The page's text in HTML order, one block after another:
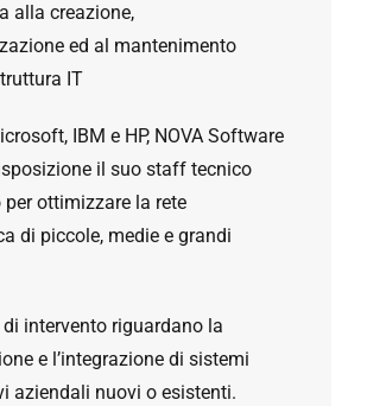
alla creazione,
ed al mantenimento
IT
IBM e HP, NOVA Software
il suo staff tecnico
ottimizzare la rete
di piccole, medie e grandi
intervento riguardano la
e l’integrazione di sistemi
aziendali nuovi o esistenti.